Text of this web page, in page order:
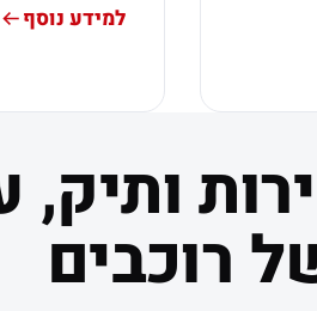
למידע נוסף
ותיק,
רוכבים